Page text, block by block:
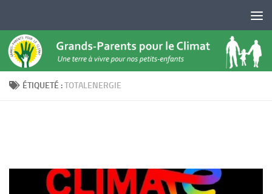
ÉTIQUETÉ :TOTALENERGIE